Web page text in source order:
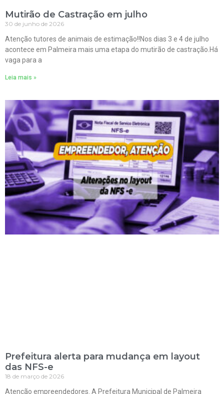
Mutirão de Castração em julho
30 de junho de 2026
Atenção tutores de animais de estimação!!Nos dias 3 e 4 de julho
acontece em Palmeira mais uma etapa do mutirão de castração.Há
vaga para a
Leia mais »
Prefeitura alerta para mudança em layout
das NFS-e
18 de março de 2026
Atenção empreendedores. A Prefeitura Municipal de Palmeira